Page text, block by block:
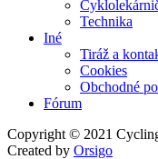
Technika
Iné
Tiráž a
Cookies
Obchodné
Fórum
Copyright © 2021
Created by Orsigo